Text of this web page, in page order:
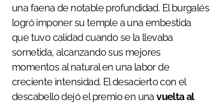
una faena de notable profundidad. El burgalés
logró imponer su temple a una embestida
que tuvo calidad cuando se la llevaba
sometida, alcanzando sus mejores
momentos al natural en una labor de
creciente intensidad. El desacierto con el
descabello dejó el premio en unavuelta al